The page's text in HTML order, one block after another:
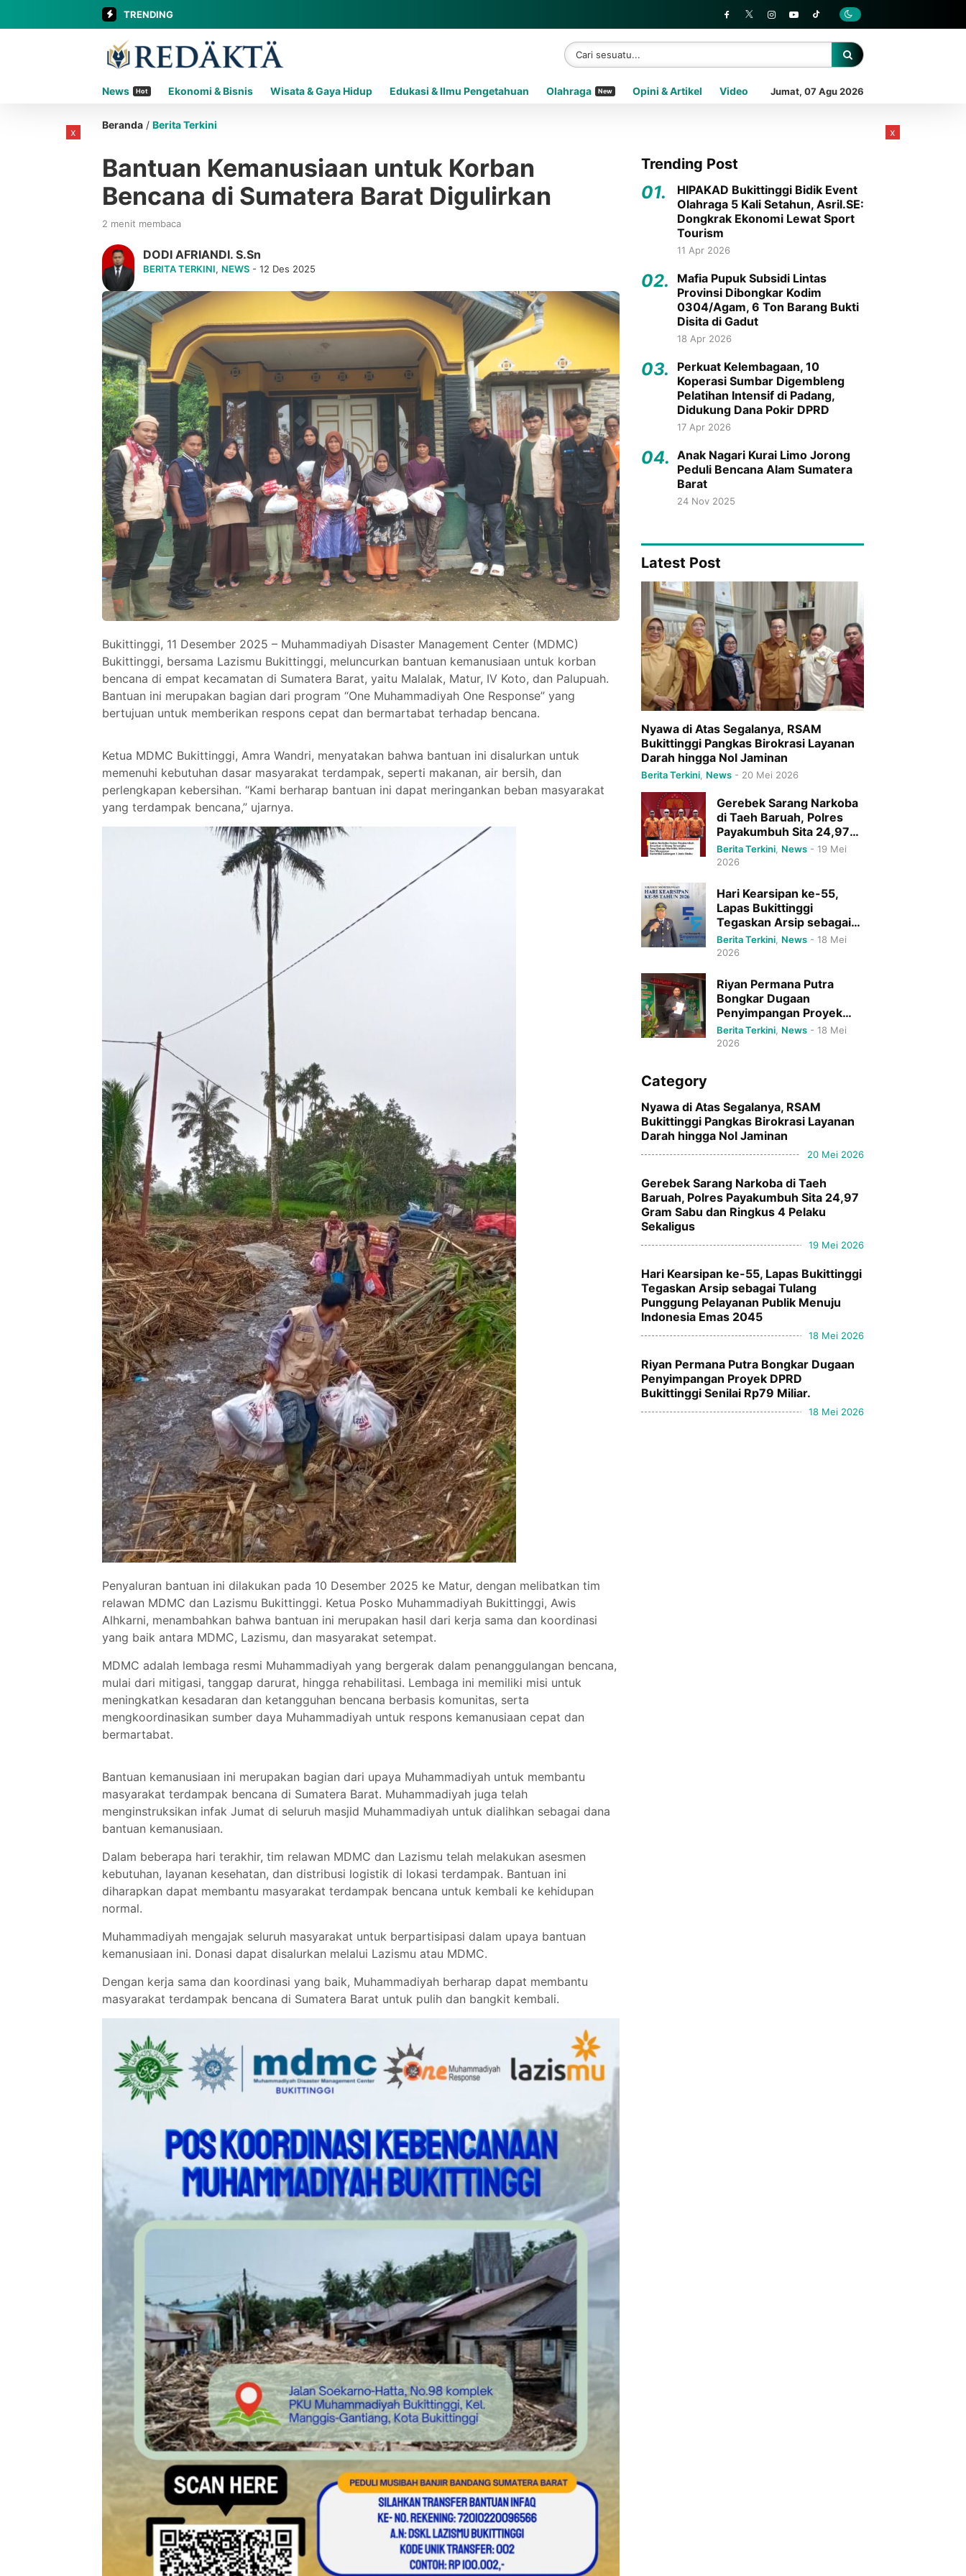
TRENDING
News Hot Ekonomi & Bisnis Wisata & Gaya Hidup Edukasi & Ilmu Pengetahuan Olahraga New Opini & Artikel Video Jumat, 07 Agu 2026
Beranda / Berita Terkini
Bantuan Kemanusiaan untuk Korban
Bencana di Sumatera Barat Digulirkan
2 menit membaca
DODI AFRIANDI. S.Sn
BERITA TERKINI, NEWS - 12 Des 2025
Bukittinggi, 11 Desember 2025 – Muhammadiyah Disaster Management Center (MDMC)
Bukittinggi, bersama Lazismu Bukittinggi, meluncurkan bantuan kemanusiaan untuk korban
bencana di empat kecamatan di Sumatera Barat, yaitu Malalak, Matur, IV Koto, dan Palupuah.
Bantuan ini merupakan bagian dari program “One Muhammadiyah One Response” yang
bertujuan untuk memberikan respons cepat dan bermartabat terhadap bencana.
Ketua MDMC Bukittinggi, Amra Wandri, menyatakan bahwa bantuan ini disalurkan untuk
memenuhi kebutuhan dasar masyarakat terdampak, seperti makanan, air bersih, dan
perlengkapan kebersihan. “Kami berharap bantuan ini dapat meringankan beban masyarakat
yang terdampak bencana,” ujarnya.
Penyaluran bantuan ini dilakukan pada 10 Desember 2025 ke Matur, dengan melibatkan tim
relawan MDMC dan Lazismu Bukittinggi. Ketua Posko Muhammadiyah Bukittinggi, Awis
Alhkarni, menambahkan bahwa bantuan ini merupakan hasil dari kerja sama dan koordinasi
yang baik antara MDMC, Lazismu, dan masyarakat setempat.
MDMC adalah lembaga resmi Muhammadiyah yang bergerak dalam penanggulangan bencana,
mulai dari mitigasi, tanggap darurat, hingga rehabilitasi. Lembaga ini memiliki misi untuk
meningkatkan kesadaran dan ketangguhan bencana berbasis komunitas, serta
mengkoordinasikan sumber daya Muhammadiyah untuk respons kemanusiaan cepat dan
bermartabat.
Bantuan kemanusiaan ini merupakan bagian dari upaya Muhammadiyah untuk membantu
masyarakat terdampak bencana di Sumatera Barat. Muhammadiyah juga telah
menginstruksikan infak Jumat di seluruh masjid Muhammadiyah untuk dialihkan sebagai dana
bantuan kemanusiaan.
Dalam beberapa hari terakhir, tim relawan MDMC dan Lazismu telah melakukan asesmen
kebutuhan, layanan kesehatan, dan distribusi logistik di lokasi terdampak. Bantuan ini
diharapkan dapat membantu masyarakat terdampak bencana untuk kembali ke kehidupan
normal.
Muhammadiyah mengajak seluruh masyarakat untuk berpartisipasi dalam upaya bantuan
kemanusiaan ini. Donasi dapat disalurkan melalui Lazismu atau MDMC.
Dengan kerja sama dan koordinasi yang baik, Muhammadiyah berharap dapat membantu
masyarakat terdampak bencana di Sumatera Barat untuk pulih dan bangkit kembali.
Trending Post
01.
HIPAKAD Bukittinggi Bidik Event
Olahraga 5 Kali Setahun, Asril.SE:
Dongkrak Ekonomi Lewat Sport
Tourism
11 Apr 2026
02.
Mafia Pupuk Subsidi Lintas
Provinsi Dibongkar Kodim
0304/Agam, 6 Ton Barang Bukti
Disita di Gadut
18 Apr 2026
03.
Perkuat Kelembagaan, 10
Koperasi Sumbar Digembleng
Pelatihan Intensif di Padang,
Didukung Dana Pokir DPRD
17 Apr 2026
04. Anak Nagari Kurai Limo Jorong
Peduli Bencana Alam Sumatera
Barat
24 Nov 2025
Latest Post
Nyawa di Atas Segalanya, RSAM
Bukittinggi Pangkas Birokrasi Layanan
Darah hingga Nol Jaminan
Berita Terkini News - 20 Mei 2026
Gerebek Sarang Narkoba
di Taeh Baruah, Polres
Payakumbuh Sita 24,97
Gram Sabu dan Ringkus 4
Pelaku Sekaligus
Berita Terkini News - 19 Mei
2026
Hari Kearsipan ke-55,
Lapas Bukittinggi
Tegaskan Arsip sebagai
Tulang Punggung
Pelayanan Publik Menuju
Berita Terkini News - 18 Mei
2026
Riyan Permana Putra
Bongkar Dugaan
Penyimpangan Proyek
DPRD Bukittinggi Senilai
Rp79 Miliar.
Berita Terkini News - 18 Mei
2026
Category
Nyawa di Atas Segalanya, RSAM
Bukittinggi Pangkas Birokrasi Layanan
Darah hingga Nol Jaminan
20 Mei 2026
Gerebek Sarang Narkoba di Taeh
Baruah, Polres Payakumbuh Sita 24,97
Gram Sabu dan Ringkus 4 Pelaku
Sekaligus
19 Mei 2026
Hari Kearsipan ke-55, Lapas Bukittinggi
Tegaskan Arsip sebagai Tulang
Punggung Pelayanan Publik Menuju
Indonesia Emas 2045
18 Mei 2026
Riyan Permana Putra Bongkar Dugaan
Penyimpangan Proyek DPRD
Bukittinggi Senilai Rp79 Miliar.
18 Mei 2026
x x